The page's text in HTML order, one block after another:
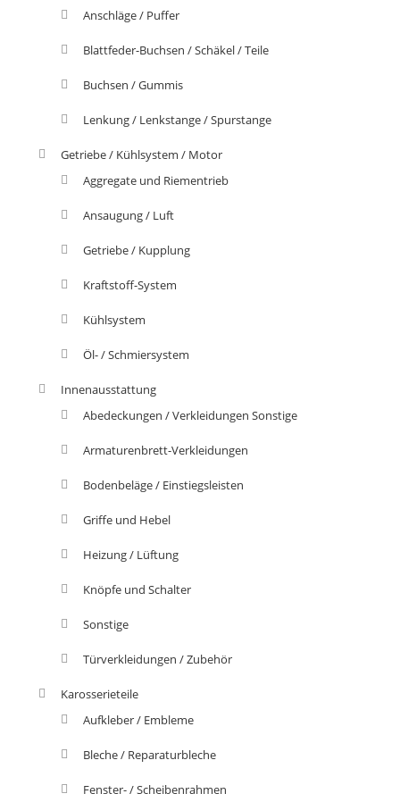
Anschläge / Puffer
Blattfeder-Buchsen / Schäkel / Teile
Buchsen / Gummis
Lenkung / Lenkstange / Spurstange
Getriebe / Kühlsystem / Motor
Aggregate und Riementrieb
Ansaugung / Luft
Getriebe / Kupplung
Kraftstoff-System
Kühlsystem
Öl- / Schmiersystem
Innenausstattung
Abedeckungen / Verkleidungen Sonstige
Armaturenbrett-Verkleidungen
Bodenbeläge / Einstiegsleisten
Griffe und Hebel
Heizung / Lüftung
Knöpfe und Schalter
Sonstige
Türverkleidungen / Zubehör
Karosserieteile
Aufkleber / Embleme
Bleche / Reparaturbleche
Fenster- / Scheibenrahmen